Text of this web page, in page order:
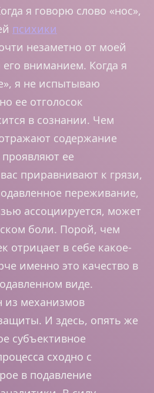
я говорю слово «нос»,
психики
незаметно от моей
его вниманием. Когда я
я не испытываю
ее отголосок
в сознании. Чем
содержание
ее
приравнивают к грязи,
переживание,
ассоциируется, может
боли. Порой, чем
отрицает в себе какое-
именно это качество в
виде.
из механизмов
И здесь, опять же
субъективное
сходно с
в подавление